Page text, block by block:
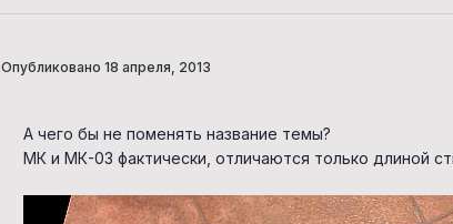
Опубликовано18 апреля, 2013
А чего бы не поменять название темы?
МК и МК-03 фактически, отличаются только длиной